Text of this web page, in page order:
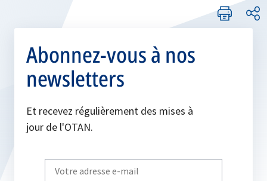
Abonnez-vous à nos
newsletters
Et recevez régulièrement des mises à
jour de l'OTAN.
Write